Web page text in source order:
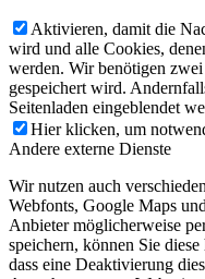
Aktivieren, damit die
wird und alle Cookies,
werden. Wir benötigen
gespeichert wird.
Seitenladen eingeblendet
Hier klicken, um
Andere externe Dienste
Wir nutzen auch
Webfonts, Google Maps
Anbieter möglicherweise
speichern, können Sie
dass eine Deaktivierung